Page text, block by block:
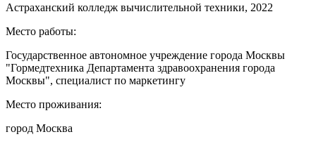
Астраханский колледж вычислительной техники, 2022
Место работы:
Государственное автономное учреждение города Москвы
"Гормедтехника Департамента здравоохранения города
Москвы", специалист по маркетингу
Место проживания:
город Москва